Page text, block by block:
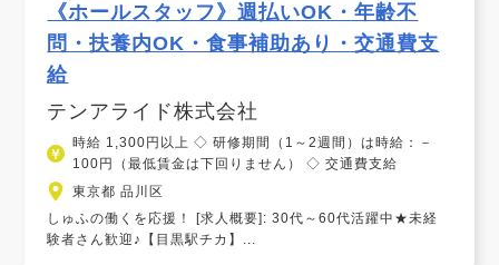
《ホールスタッフ》週払いOK・年齢不
問・扶養内OK・食事補助あり・交通費支
給
テンアライド株式会社
時給 1,300円以上 ◇ 研修期間（1～2週間）は時給：－
100円（最低賃金は下回りません） ◇ 交通費支給
東京都 品川区
しゅふの働くを応援！ [求人概要]: 30代～60代活躍中★未経
験者さん歓迎♪【目黒駅チカ】...